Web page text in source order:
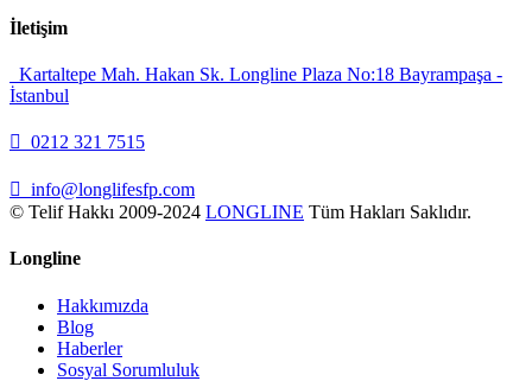
İletişim
Kartaltepe Mah. Hakan Sk. Longline Plaza No:18 Bayrampaşa -
İstanbul
0212 321 7515
info@longlifesfp.com
© Telif Hakkı 2009-2024 LONGLINE Tüm Hakları Saklıdır.
Longline
Hakkımızda
Blog
Haberler
Sosyal Sorumluluk